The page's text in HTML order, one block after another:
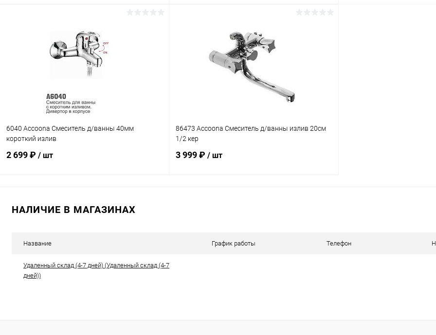
Купить в 1 клик К сравнению Купить в 1 клик К сравнению
В избранное
6040 Accoona Смеситель д/ванны 40мм
короткий излив
2 699 ₽ / шт
86473 Accoona Смеситель д/ванны излив 20см
1/2 кер
3 999 ₽ / шт
НАЛИЧИЕ В МАГАЗИНАХ
Название График работы Телефон
Удаленный склад (4-7 дней) (Удаленный склад (4-7
дней))